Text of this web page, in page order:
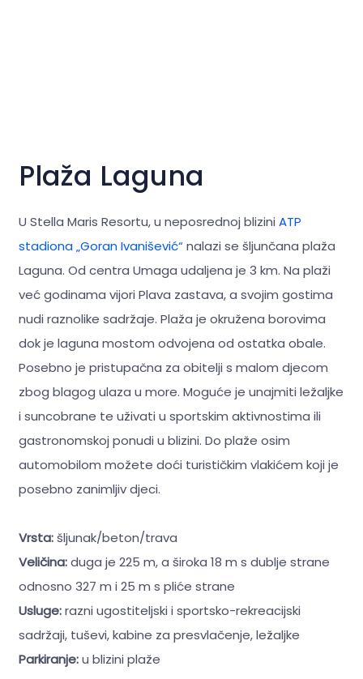
Plaža Laguna
U Stella Maris Resortu, u neposrednoj blizini ATP
stadiona „Goran Ivanišević“ nalazi se šljunčana plaža
Laguna. Od centra Umaga udaljena je 3 km. Na plaži
već godinama vijori Plava zastava, a svojim gostima
nudi raznolike sadržaje. Plaža je okružena borovima
dok je laguna mostom odvojena od ostatka obale.
Posebno je pristupačna za obitelji s malom djecom
zbog blagog ulaza u more. Moguće je unajmiti ležaljke
i suncobrane te uživati u sportskim aktivnostima ili
gastronomskoj ponudi u blizini. Do plaže osim
automobilom možete doći turističkim vlakićem koji je
posebno zanimljiv djeci.
Vrsta:šljunak/beton/trava
Veličina:duga je 225 m, a široka 18 m s dublje strane
odnosno 327 m i 25 m s pliće strane
Usluge:razni ugostiteljski i sportsko-rekreacijski
sadržaji, tuševi, kabine za presvlačenje, ležaljke
Parkiranje:u blizini plaže